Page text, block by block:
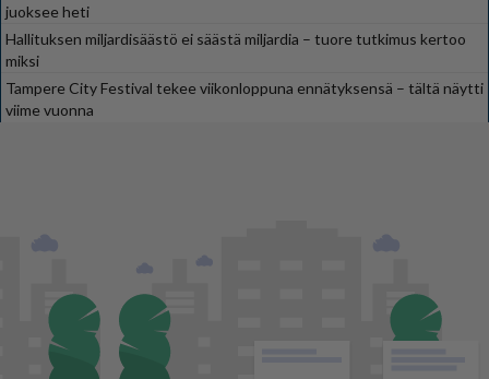
juoksee heti
Hallituksen miljardisäästö ei säästä miljardia – tuore tutkimus kertoo
miksi
Tampere City Festival tekee viikonloppuna ennätyksensä – tältä näytti
viime vuonna